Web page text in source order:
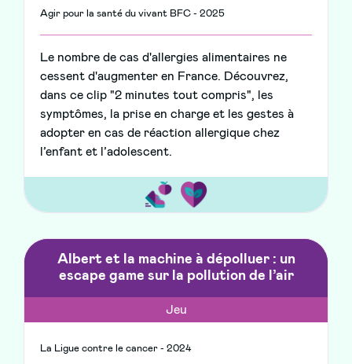
Agir pour la santé du vivant BFC - 2025
Le nombre de cas d'allergies alimentaires ne
cessent d'augmenter en France. Découvrez,
dans ce clip "2 minutes tout compris", les
symptômes, la prise en charge et les gestes à
adopter en cas de réaction allergique chez
l’enfant et l’adolescent.
Albert et la machine à dépolluer : un
escape game sur la pollution de l’air
Jeu
La Ligue contre le cancer - 2024